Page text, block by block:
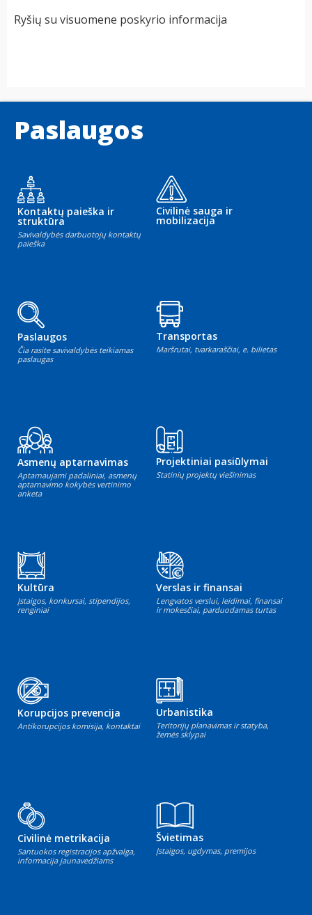
Ryšių su visuomene poskyrio informacija
Paslaugos
Kontaktų paieška ir
struktūra
Savivaldybės darbuotojų kontaktų
paieška
Civilinė sauga ir
mobilizacija
Paslaugos
Čia rasite savivaldybės teikiamas
paslaugas
Transportas
Maršrutai, tvarkaraščiai, e. bilietas
Asmenų aptarnavimas
Aptarnaujami padaliniai, asmenų
aptarnavimo kokybės vertinimo
anketa
Projektiniai pasiūlymai
Statinių projektų viešinimas
Kultūra
Įstaigos, konkursai, stipendijos,
renginiai
Verslas ir finansai
Lengvatos verslui, leidimai, finansai
ir mokesčiai, parduodamas turtas
Korupcijos prevencija
Antikorupcijos komisija, kontaktai
Urbanistika
Teritorijų planavimas ir statyba,
žemės sklypai
Civilinė metrikacija
Santuokos registracijos apžvalga,
informacija jaunavedžiams
Švietimas
Įstaigos, ugdymas, premijos